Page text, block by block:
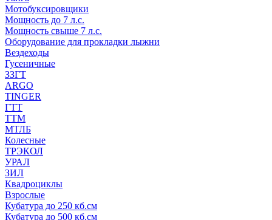
Мотобуксировщики
Мощность до 7 л.с.
Мощность свыше 7 л.с.
Оборудование для прокладки лыжни
Вездеходы
Гусеничные
ЗЗГТ
ARGO
TINGER
ГТТ
ТТМ
МТЛБ
Колесные
ТРЭКОЛ
УРАЛ
ЗИЛ
Квадроциклы
Взрослые
Кубатура до 250 кб.см
Кубатура до 500 кб.см